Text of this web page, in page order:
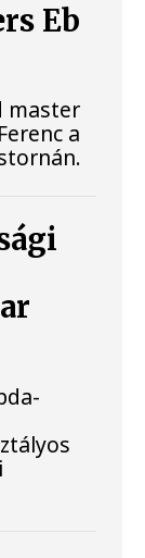
Eb
master
a